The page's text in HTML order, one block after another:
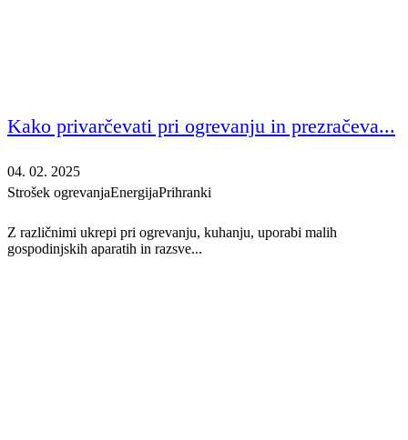
Kako privarčevati pri ogrevanju in prezračeva...
04. 02. 2025
Strošek ogrevanjaEnergijaPrihranki
Z različnimi ukrepi pri ogrevanju, kuhanju, uporabi malih
gospodinjskih aparatih in razsve...